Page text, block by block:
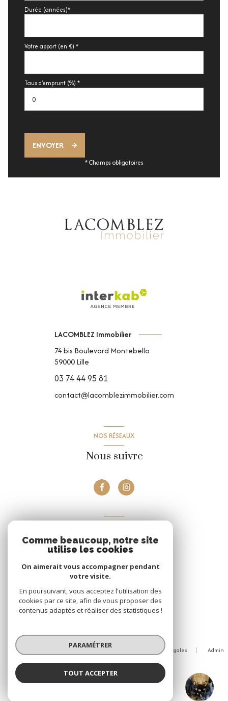
Durée (années)*
Votre apport (en €) *
Taux d'emprunt (%) *
ENVOYER
* Champs obligatoires
LACOMBLEZ Immobilier
LACOMBLEZ Immobilier
74 bis Boulevard Montebello
59000Lille
03 74 44 95 81
contact@lacomblezimmobilier.com
NOS RÉSEAUX
Nous suivre
Espace propriétaire
Se connecter
© 2026 | Tous droits réservés
Nos partenaires Mentions légales
Admin
Comme beaucoup, notre site
utilise les cookies
On aimerait vous accompagner pendant
votre visite.
En poursuivant, vous acceptez l'utilisation des
cookies par ce site, afin de vous proposer des
contenus adaptés et réaliser des statistiques !
PARAMÉTRER
TOUT ACCEPTER